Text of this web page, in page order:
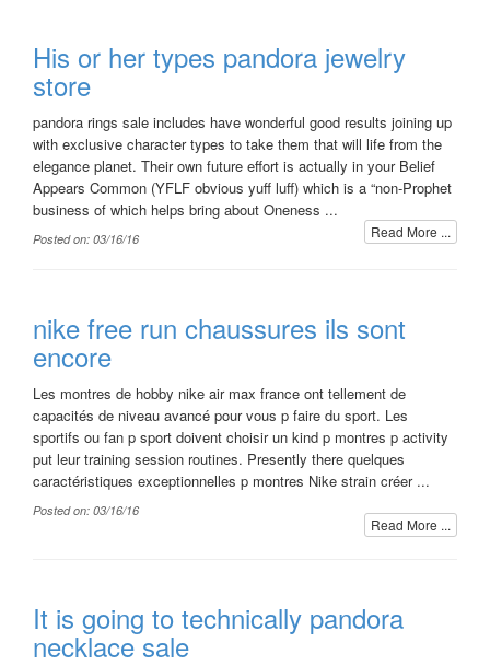
His or her types pandora jewelry
store
pandora rings sale includes have wonderful good results joining up
with exclusive character types to take them that will life from the
elegance planet. Their own future effort is actually in your Belief
Appears Common (YFLF obvious yuff luff) which is a “non-Prophet
business of which helps bring about Oneness ...
Read More ...
Posted on: 03/16/16
nike free run chaussures ils sont
encore
Les montres de hobby nike air max france ont tellement de
capacités de niveau avancé pour vous p faire du sport. Les
sportifs ou fan p sport doivent choisir un kind p montres p activity
put leur training session routines. Presently there quelques
caractéristiques exceptionnelles p montres Nike strain créer ...
Read More ...
Posted on: 03/16/16
It is going to technically pandora
necklace sale